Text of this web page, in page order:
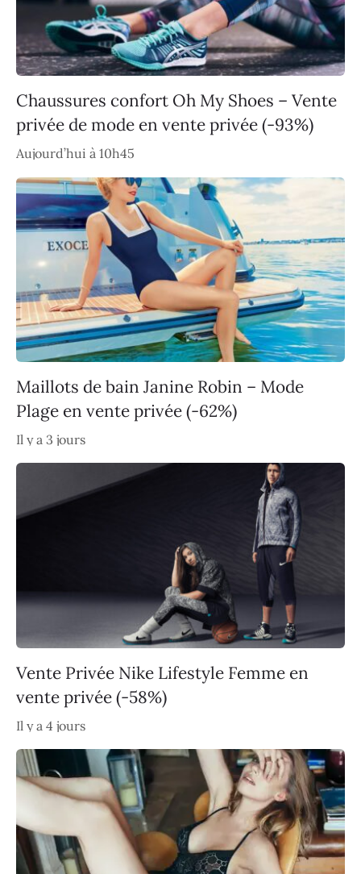
Chaussures confort Oh My Shoes – Vente
privée de mode en vente privée (-93%)
Aujourd’hui à 10h45
Maillots de bain Janine Robin – Mode
Plage en vente privée (-62%)
Il y a 3 jours
Vente Privée Nike Lifestyle Femme en
vente privée (-58%)
Il y a 4 jours